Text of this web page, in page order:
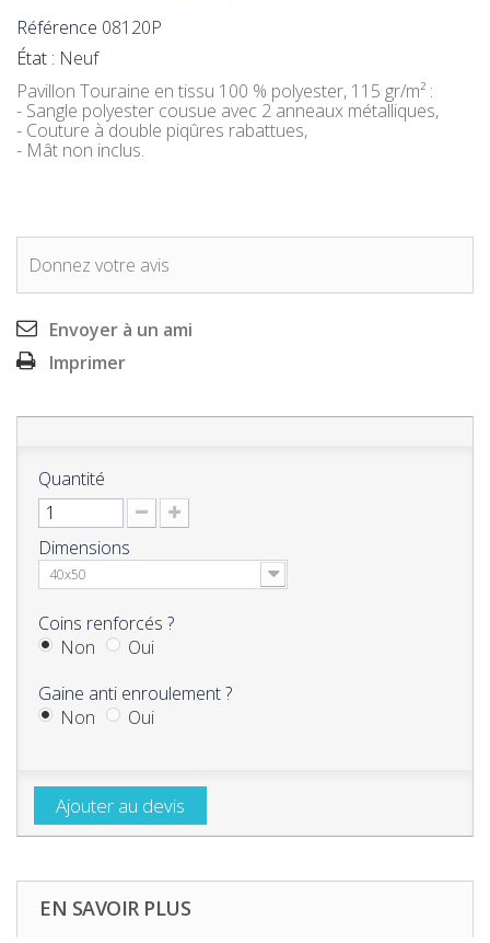
Référence 08120P
État : Neuf
Pavillon Touraine en tissu 100 % polyester, 115 gr/m² :
- Sangle polyester cousue avec 2 anneaux métalliques,
- Couture à double piqûres rabattues,
- Mât non inclus.
Donnez votre avis
Envoyer à un ami
Imprimer
Quantité
Dimensions
40x50
Coins renforcés ?
Non
Oui
Gaine anti enroulement ?
Non
Oui
Ajouter au devis
EN SAVOIR PLUS